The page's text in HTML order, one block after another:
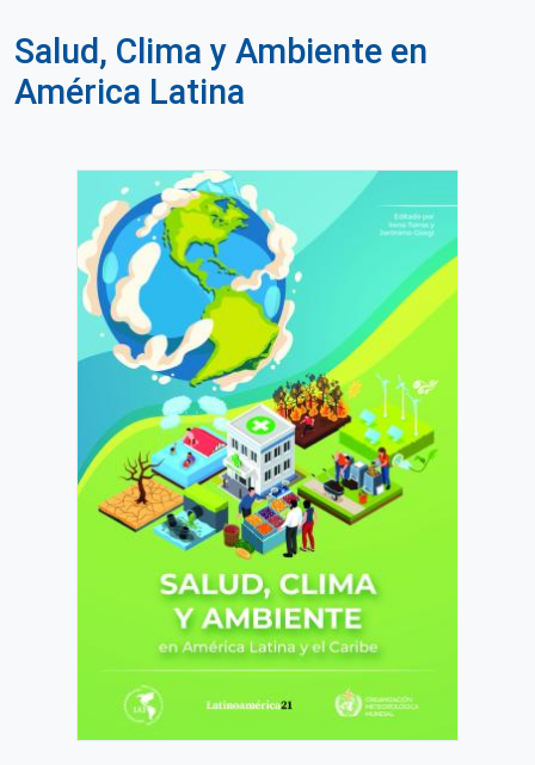
Salud, Clima y Ambiente en
América Latina